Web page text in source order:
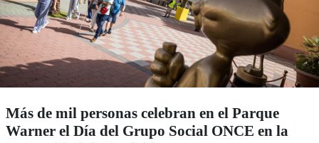
Más de mil personas celebran en el Parque
Warner el Día del Grupo Social ONCE en la